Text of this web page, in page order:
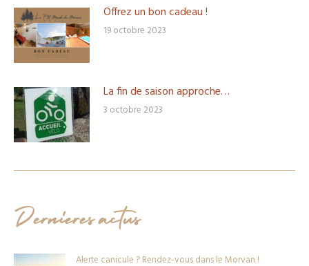
Offrez un bon cadeau !
19 octobre 2023
La fin de saison approche…
3 octobre 2023
Dernières actus
Alerte canicule ? Rendez-vous dans le Morvan !